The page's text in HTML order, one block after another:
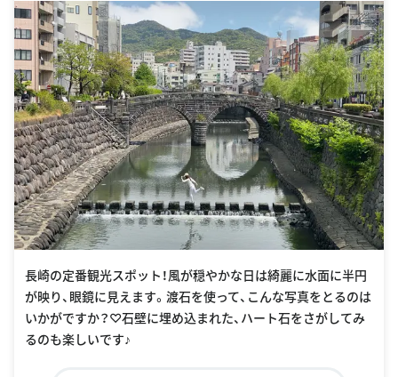
長崎の定番観光スポット！風が穏やかな日は綺麗に水面に半円
が映り、眼鏡に見えます。渡石を使って、こんな写真をとるのは
いかがですか？♡石壁に埋め込まれた、ハート石をさがしてみ
るのも楽しいです♪